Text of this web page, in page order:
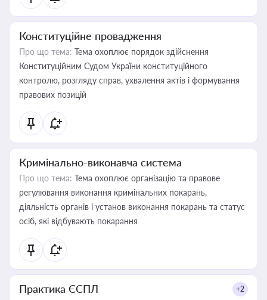
Конституційне провадження
Про що тема: Тема охоплює порядок здійснення
Конституційним Судом України конституційного
контролю, розгляду справ, ухвалення актів і формування
правових позицій
Кримінально-виконавча система
Про що тема: Тема охоплює організацію та правове
регулювання виконання кримінальних покарань,
діяльність органів і установ виконання покарань та статус
осіб, які відбувають покарання
Практика ЄСПЛ +2